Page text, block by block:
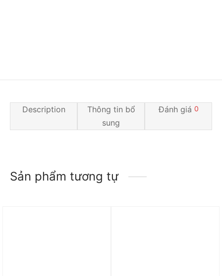
Description
Thông tin bổ
sung
Đánh giá 0
Sản phẩm tương tự